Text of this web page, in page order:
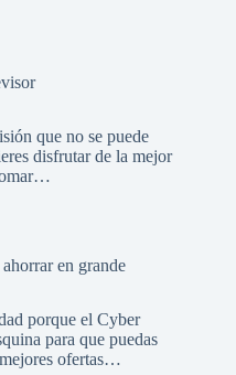
que no se puede
disfrutar de la mejor
en grande
porque el Cyber
para que puedas
ofertas…